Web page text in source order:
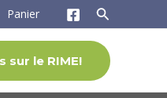
Panier
sur le RIME!